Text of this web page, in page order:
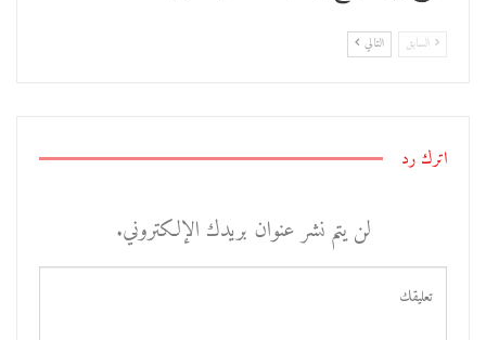
السابق التالي
اترك رد
لن يتم نشر عنوان بريدك الإلكتروني.